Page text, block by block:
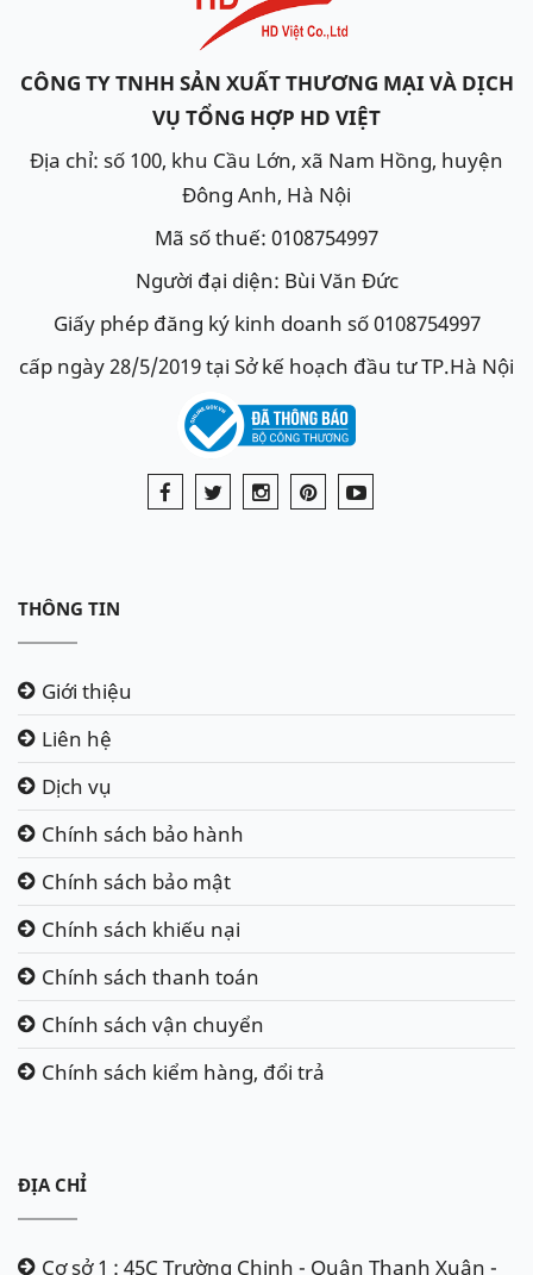
CÔNG TY TNHH SẢN XUẤT THƯƠNG MẠI VÀ DỊCH
VỤ TỔNG HỢP HD VIỆT
Địa chỉ: số 100, khu Cầu Lớn, xã Nam Hồng, huyện
Đông Anh, Hà Nội
Mã số thuế: 0108754997
Người đại diện: Bùi Văn Đức
Giấy phép đăng ký kinh doanh số 0108754997
cấp ngày 28/5/2019 tại Sở kế hoạch đầu tư TP.Hà Nội
THÔNG TIN
Giới thiệu
Liên hệ
Dịch vụ
Chính sách bảo hành
Chính sách bảo mật
Chính sách khiếu nại
Chính sách thanh toán
Chính sách vận chuyển
Chính sách kiểm hàng, đổi trả
ĐỊA CHỈ
Cơ sở 1 : 45C Trường Chinh - Quận Thanh Xuân -